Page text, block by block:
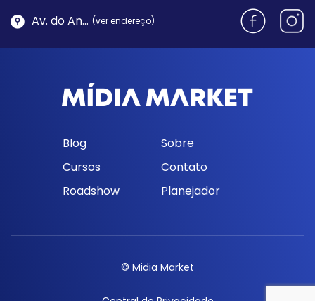
Av. do Antão, 1762 - Morro da Cruz | Florianópolis (ver endereço)
Blog
Sobre
Cursos
Contato
Roadshow
Planejador
© Midia Market